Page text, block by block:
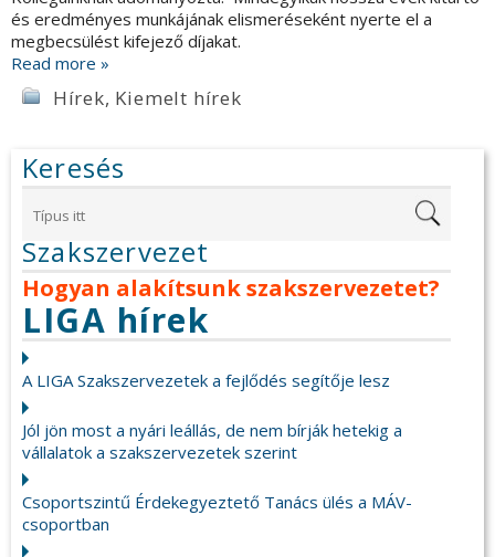
és eredményes munkájának elismeréseként nyerte el a
megbecsülést kifejező díjakat.
Read more »
Hírek, Kiemelt hírek
Keresés
Szakszervezet
Hogyan alakítsunk szakszervezetet?
LIGA hírek
A LIGA Szakszervezetek a fejlődés segítője lesz
Jól jön most a nyári leállás, de nem bírják hetekig a
vállalatok a szakszervezetek szerint
Csoportszintű Érdekegyeztető Tanács ülés a MÁV-
csoportban